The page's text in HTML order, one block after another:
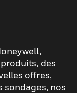
des
offres,
sondages, nos